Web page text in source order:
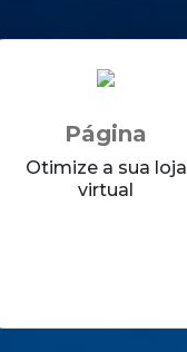
Página
Otimize a sua loja
virtual